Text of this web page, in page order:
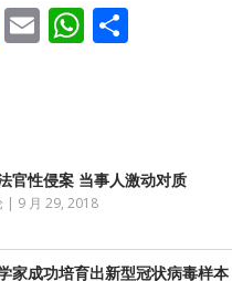
EmailWhatsApp
分
官性侵案 当事人激动对质
| 9 月 29, 2018
家成功培育出新型冠状病毒样本